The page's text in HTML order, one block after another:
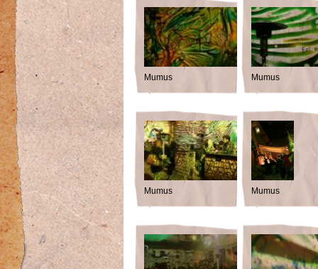
Mumus Mumus
Mumus Mumus